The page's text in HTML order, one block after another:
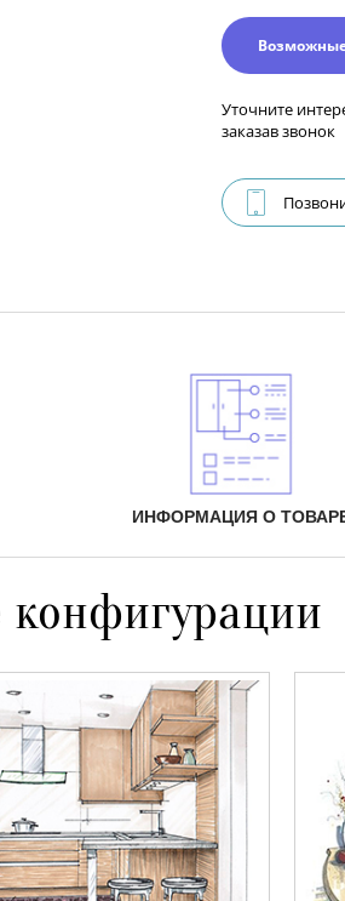
Уточните
заказав звонок
ИНФОРМАЦИЯ О